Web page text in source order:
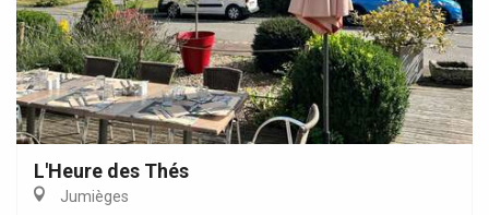
L'Heure des Thés
Jumièges